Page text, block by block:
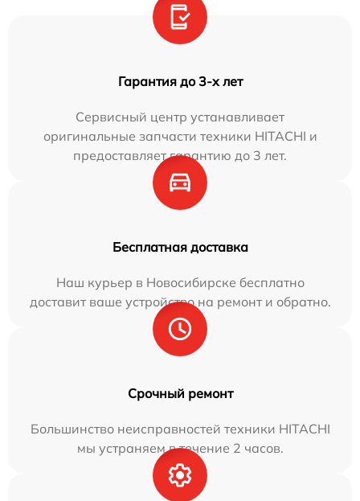
Гарантия до 3-х лет
Сервисный центр устанавливает
оригинальные запчасти техники HITACHI и
предоставляет гарантию до 3 лет.
Бесплатная доставка
Наш курьер в Новосибирске бесплатно
доставит ваше устройство на ремонт и обратно.
Срочный ремонт
Большинство неисправностей техники HITACHI
мы устраняем в течение 2 часов.